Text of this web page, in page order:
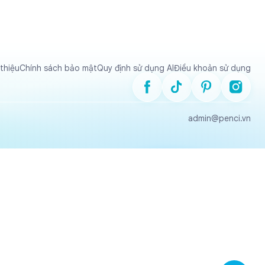
Chính sách bảo mậtQuy định sử dụng AIĐiều khoản sử dụng
admin@penci.vn